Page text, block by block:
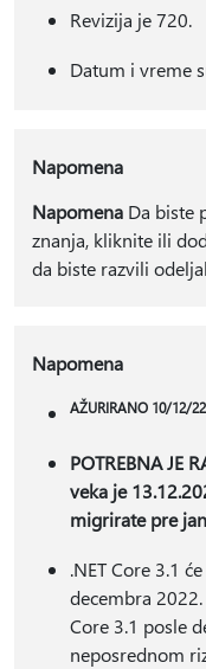
Revizija je 720.
Datum i vreme
Napomena
NapomenaDa biste
znanja, kliknite ili
da biste razvili
Napomena
AŽURIRANO 10/12/22
POTREBNA JE
veka je
migrirate pre
.NET Core 3.1
decembra
Core 3.1 posle
neposrednom